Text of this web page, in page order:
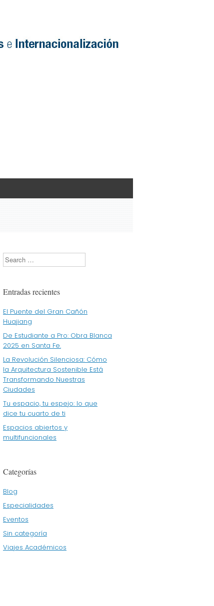
Search
Entradas recientes
El Puente del Gran Cañón
Huajiang
De Estudiante a Pro: Obra Blanca
2025 en Santa Fe.
La Revolución Silenciosa: Cómo
la Arquitectura Sostenible Está
Transformando Nuestras
Ciudades
Tu espacio, tu espejo: lo que
dice tu cuarto de ti
Espacios abiertos y
multifuncionales
Categorías
Blog
Especialidades
Eventos
Sin categoría
Viajes Académicos